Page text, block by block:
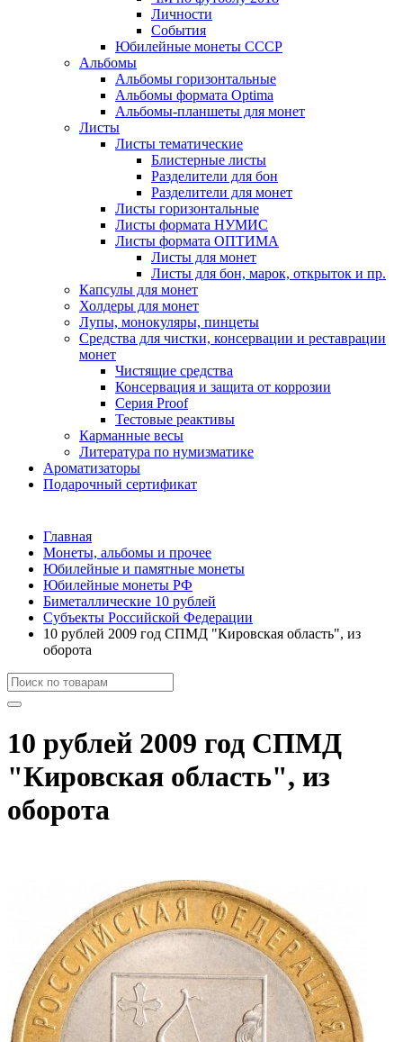
Личности
События
Юбилейные монеты СССР
Альбомы
Альбомы горизонтальные
Альбомы формата Optima
Альбомы-планшеты для монет
Листы
Листы тематические
Блистерные листы
Разделители для бон
Разделители для монет
Листы горизонтальные
Листы формата НУМИС
Листы формата ОПТИМА
Листы для монет
Листы для бон, марок, открыток и пр.
Капсулы для монет
Холдеры для монет
Лупы, монокуляры, пинцеты
Средства для чистки, консервации и реставрации
монет
Чистящие средства
Консервация и защита от коррозии
Серия Proof
Тестовые реактивы
Карманные весы
Литература по нумизматике
Ароматизаторы
Подарочный сертификат
Главная
Монеты, альбомы и прочее
Юбилейные и памятные монеты
Юбилейные монеты РФ
Биметаллические 10 рублей
Субъекты Российской Федерации
10 рублей 2009 год СПМД "Кировская область", из
оборота
10 рублей 2009 год СПМД
"Кировская область", из
оборота